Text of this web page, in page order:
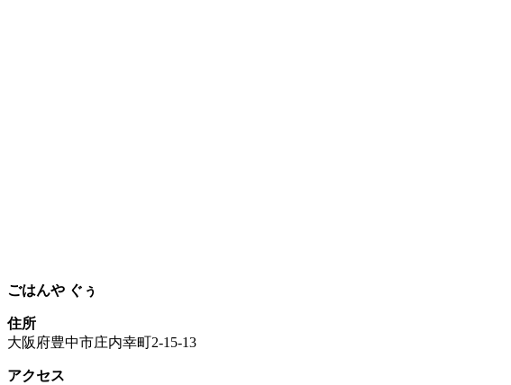
ごはんや ぐぅ
住所
大阪府豊中市庄内幸町2-15-13
アクセス